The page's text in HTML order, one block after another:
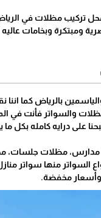
تركيب مظلات في
ومبتكرة وبخامات
بالرياض كما اننا
والسواتر فأنت في
درايه كامله بكل ما
مظلات جلسات،
منها سواتر
وأسعار مخفضة.